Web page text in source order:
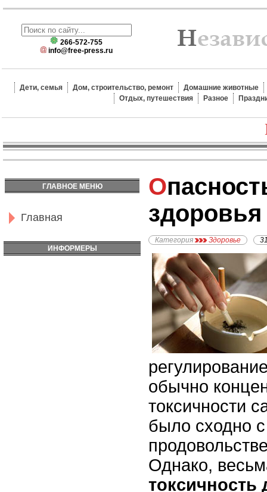
266-572-755
info@free-press.ru
Дети, семья Дом, строительство, ремонт
Домашние животные
Отдых, путешествия
Разное
ГЛАВНОЕ МЕНЮ
Главная
ИНФОРМЕРЫ
Опасность добавок для
здоровья
Категория Здоровье
обычно
токсичности
было сходно
Однако,
токсичность